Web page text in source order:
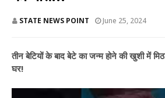
STATE NEWS POINT June 25, 2024
तीन बेटियों के बाद बेटे का जन्म होने की खुशी में
घर!